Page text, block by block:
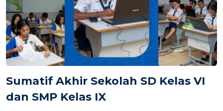
Sumatif Akhir Sekolah SD Kelas VI
dan SMP Kelas IX